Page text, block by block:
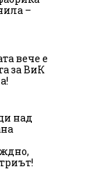
–
вече е
за ВиК
над